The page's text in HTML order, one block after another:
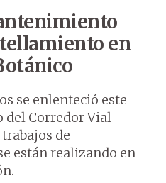
en
se enlenteció este
del Corredor Vial
de
están realizando en